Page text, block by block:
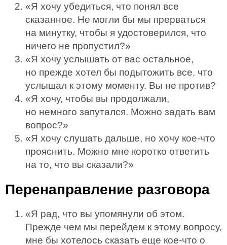
«Я хочу убедиться, что понял все
сказанное. Не могли бы мы прерваться
на минутку, чтобы я удостоверился, что
ничего не пропустил?»
«Я хочу услышать от вас остальное,
но прежде хотел бы подытожить все, что
услышал к этому моменту. Вы не против?
«Я хочу, чтобы вы продолжали,
но немного запутался. Можно задать вам
вопрос?»
«Я хочу слушать дальше, но хочу кое-что
прояснить. Можно мне коротко ответить
на то, что вы сказали?»
Перенаправление разговора
«Я рад, что вы упомянули об этом.
Прежде чем мы перейдем к этому вопросу,
мне бы хотелось сказать еще кое-что о